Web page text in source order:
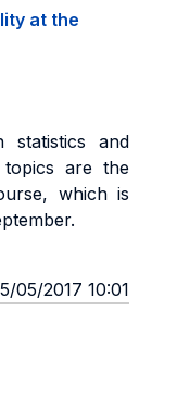
at the
statistics and
topics are the
which is
05/2017 10:01